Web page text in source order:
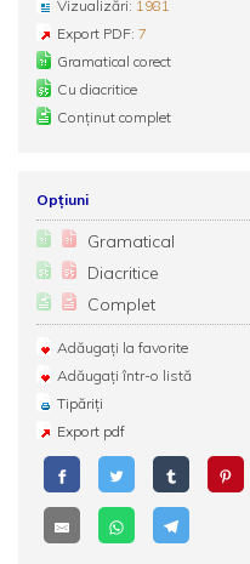
Vizualizări: 1981
Export PDF: 7
Gramatical corect
Cu diacritice
Conținut complet
Opțiuni
Gramatical
Diacritice
Complet
Adăugați la favorite
Adăugați într-o listă
Tipăriți
Export pdf